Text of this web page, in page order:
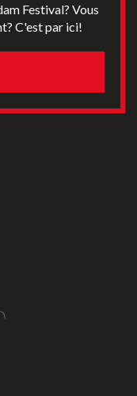
Festival? Vous
C'est par ici!